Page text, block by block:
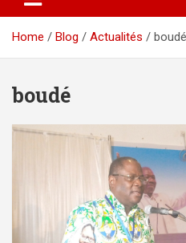
Home Blog Actualités boudé
boudé